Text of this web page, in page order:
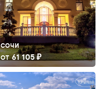
СОЧИ
ОТ 61 105 ₽